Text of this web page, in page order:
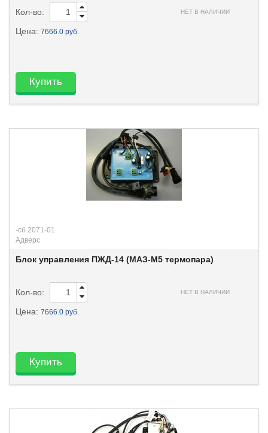
Кол-во: НЕТ В НАЛИЧИИ
Цена: 7666.0 руб.
Купить
-сб.2071-01
Адверс
Блок управления ПЖД-14 (МАЗ-М5 термопара)
Кол-во: НЕТ В НАЛИЧИИ
Цена: 7666.0 руб.
Купить